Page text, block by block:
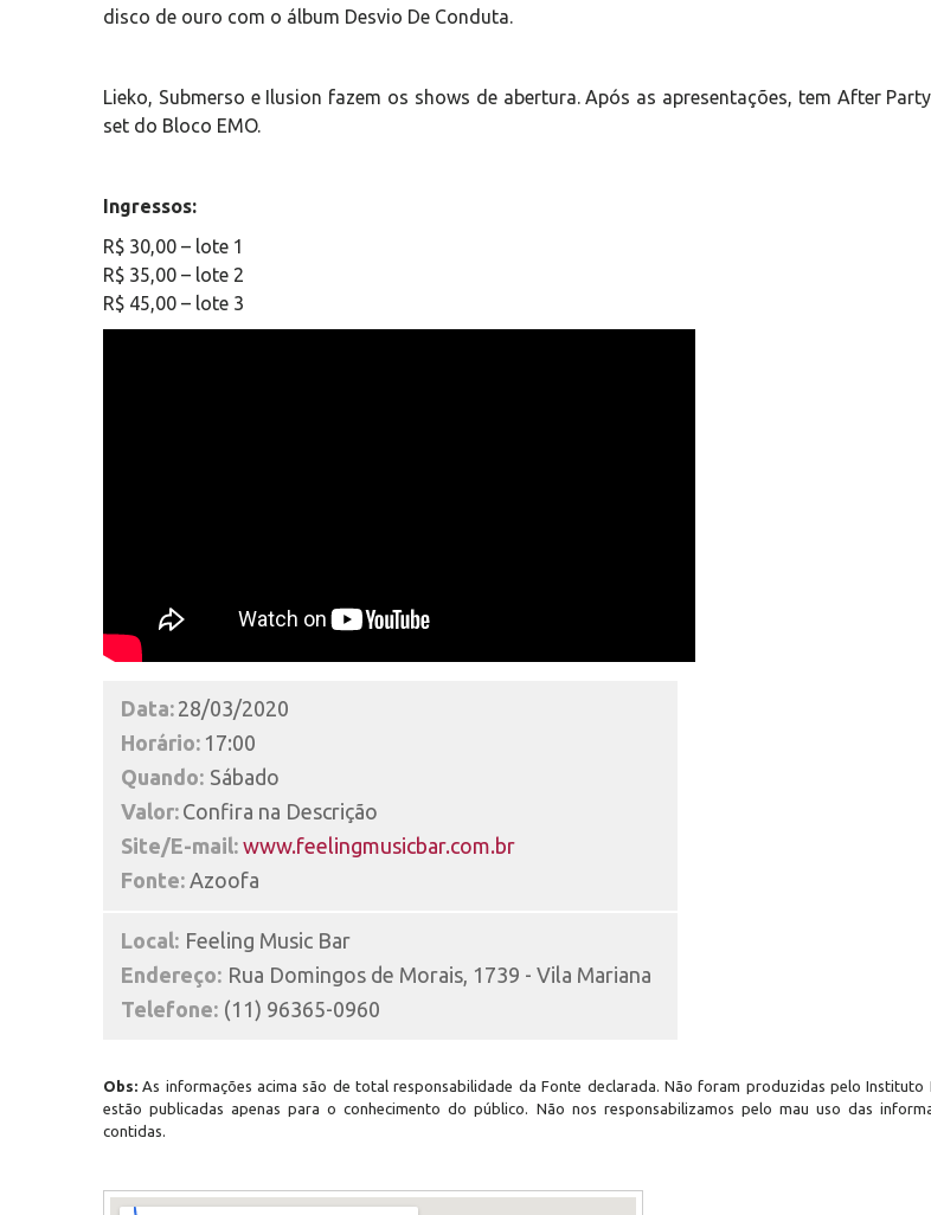
disco de ouro com o álbum Desvio De Conduta.
Lieko, Submerso e Ilusion fazem os shows de abertura. Após as apresentações, tem After
set do Bloco EMO.
Ingressos:
R$ 30,00 – lote 1
R$ 35,00 – lote 2
R$ 45,00 – lote 3
Data: 28/03/2020
Horário: 17:00
Quando: Sábado
Valor: Confira na Descrição
Site/E-mail: www.feelingmusicbar.com.br
Fonte: Azoofa
Local: Feeling Music Bar
Endereço: Rua Domingos de Morais, 1739 - Vila Mariana
Telefone: (11) 96365-0960
Obs:As informações acima são de total responsabilidade da Fonte declarada. Não foram produzidas pelo Instituto
estão publicadas apenas para o conhecimento do público. Não nos responsabilizamos pelo mau uso das
contidas.